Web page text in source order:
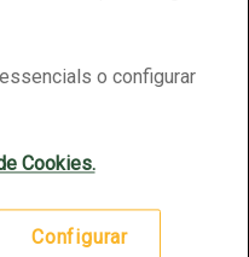
Espresso
Afegeix
o configurar
Cookies.
Configurar